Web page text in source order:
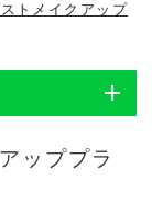
トメイクアップ
ッププラ